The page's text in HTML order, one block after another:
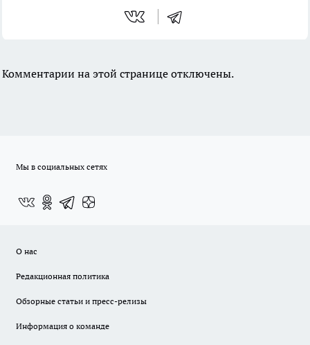
Комментарии на этой странице отключены.
Мы в социальных сетях
О нас
Редакционная политика
Обзорные статьи и пресс-релизы
Информация о команде